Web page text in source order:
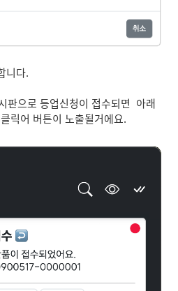
니다.
판으로 등업신청이 접수되면 아래
릭어 버튼이 노출될거에요.